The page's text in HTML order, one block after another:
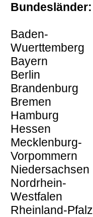
Bundesländer:
Baden-
Wuerttemberg
Bayern
Berlin
Brandenburg
Bremen
Hamburg
Hessen
Mecklenburg-
Vorpommern
Niedersachsen
Nordrhein-
Westfalen
Rheinland-Pfalz